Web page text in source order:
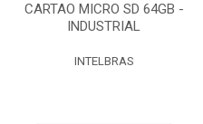
CARTAO MICRO SD 64GB -
INDUSTRIAL
INTELBRAS